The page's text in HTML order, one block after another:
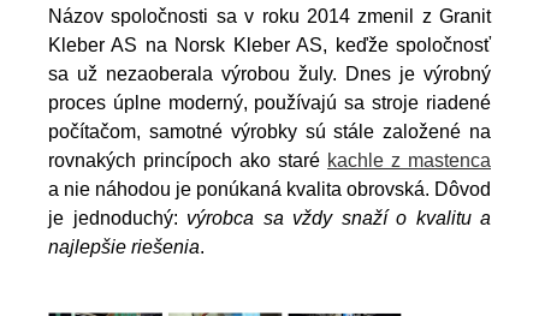
Názov spoločnosti sa v roku 2014 zmenil z Granit
Kleber AS na Norsk Kleber AS, keďže spoločnosť
sa už nezaoberala výrobou žuly. Dnes je výrobný
proces úplne moderný, používajú sa stroje riadené
počítačom, samotné výrobky sú stále založené na
rovnakých princípoch ako staré kachle z mastenca
a nie náhodou je ponúkaná kvalita obrovská. Dôvod
je jednoduchý: výrobca sa vždy snaží o kvalitu a
najlepšie riešenia.